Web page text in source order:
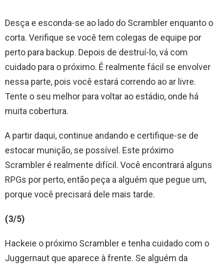
Desça e esconda-se ao lado do Scrambler enquanto o
corta. Verifique se você tem colegas de equipe por
perto para backup. Depois de destruí-lo, vá com
cuidado para o próximo. É realmente fácil se envolver
nessa parte, pois você estará correndo ao ar livre.
Tente o seu melhor para voltar ao estádio, onde há
muita cobertura.
A partir daqui, continue andando e certifique-se de
estocar munição, se possível. Este próximo
Scrambler é realmente difícil. Você encontrará alguns
RPGs por perto, então peça a alguém que pegue um,
porque você precisará dele mais tarde.
(3/5)
Hackeie o próximo Scrambler e tenha cuidado com o
Juggernaut que aparece à frente. Se alguém da